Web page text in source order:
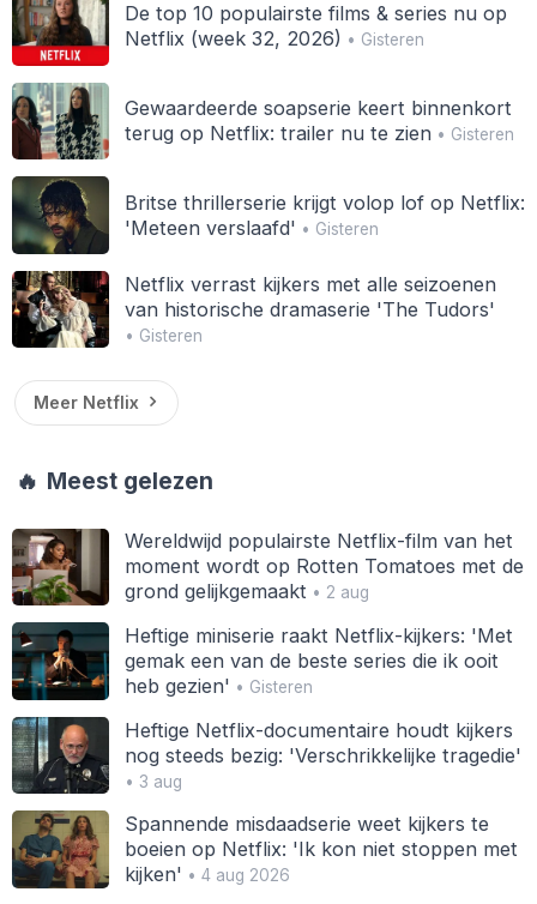
De top 10 populairste films & series nu op
Netflix (week 32, 2026) • Gisteren
Gewaardeerde soapserie keert binnenkort
terug op Netflix: trailer nu te zien• Gisteren
Britse thrillerserie krijgt volop lof op Netflix:
'Meteen verslaafd' • Gisteren
Netflix verrast kijkers met alle seizoenen
van historische dramaserie 'The Tudors'
• Gisteren
Meer Netflix
🔥 Meest gelezen
Wereldwijd populairste Netflix-film van het
moment wordt op Rotten Tomatoes met de
grond gelijkgemaakt • 2 aug
Heftige miniserie raakt Netflix-kijkers: 'Met
gemak een van de beste series die ik ooit
heb gezien' • Gisteren
Heftige Netflix-documentaire houdt kijkers
nog steeds bezig: 'Verschrikkelijke tragedie'
• 3 aug
Spannende misdaadserie weet kijkers te
boeien op Netflix: 'Ik kon niet stoppen met
kijken' • 4 aug 2026